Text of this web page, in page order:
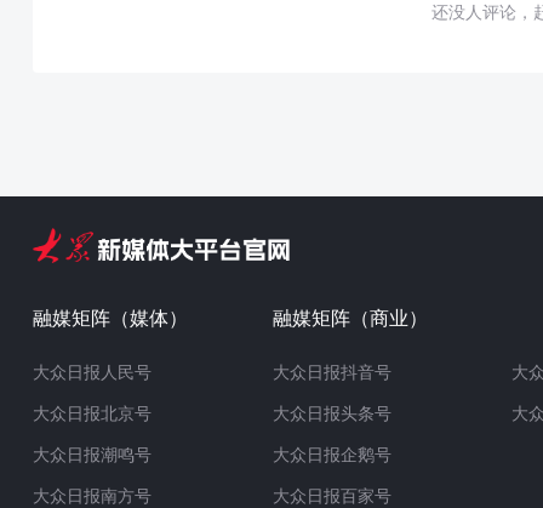
还没人评论，
融媒矩阵（媒体）
大众日报人民号
大众日报北京号
大众日报潮鸣号
大众日报南方号
融媒矩阵（商业）
大众日报抖音号
大众日报头条号
大众日报企鹅号
大众日报百家号
大
大